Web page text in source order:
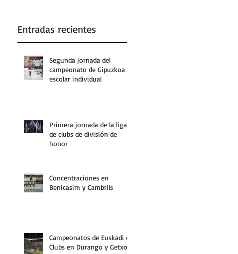
Entradas recientes
Segunda jornada del
campeonato de Gipuzkoa
escolar individual
Primera jornada de la liga
de clubs de división de
honor
Concentraciones en
Benicasim y Cambrils
Campeonatos de Euskadi de
Clubs en Durango y Getxo